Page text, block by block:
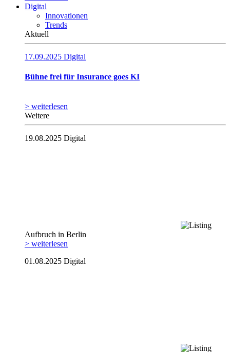
Digital
Innovationen
Trends
Aktuell
17.09.2025 Digital
Bühne frei für Insurance goes KI
> weiterlesen
Weitere
19.08.2025 Digital
Aufbruch in Berlin
> weiterlesen
01.08.2025 Digital